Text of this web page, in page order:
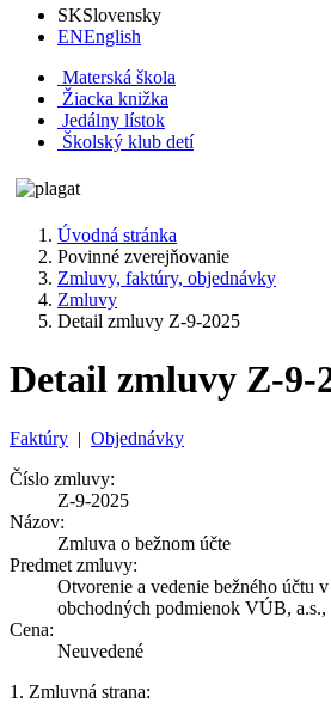
SKSlovensky
ENEnglish
Materská škola
Žiacka knižka
Jedálny lístok
Školský klub detí
Úvodná stránka
Povinné zverejňovanie
Zmluvy, faktúry, objednávky
Zmluvy
Detail zmluvy Z-9-2025
Detail zmluvy Z-9-
Faktúry | Objednávky
Číslo zmluvy:
Z-9-2025
Názov:
Zmluva o bežnom účte
Predmet zmluvy:
Otvorenie a vedenie bežného účtu
obchodných podmienok VÚB, a.s.,
Cena:
Neuvedené
1. Zmluvná strana: